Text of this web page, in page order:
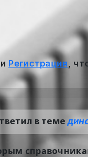
Регистрация ,
в теме